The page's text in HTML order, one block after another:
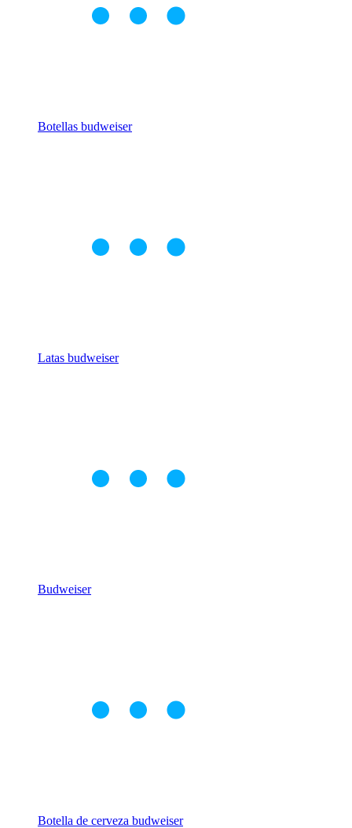
Botellas budweiser
Latas budweiser
Budweiser
Botella de cerveza budweiser